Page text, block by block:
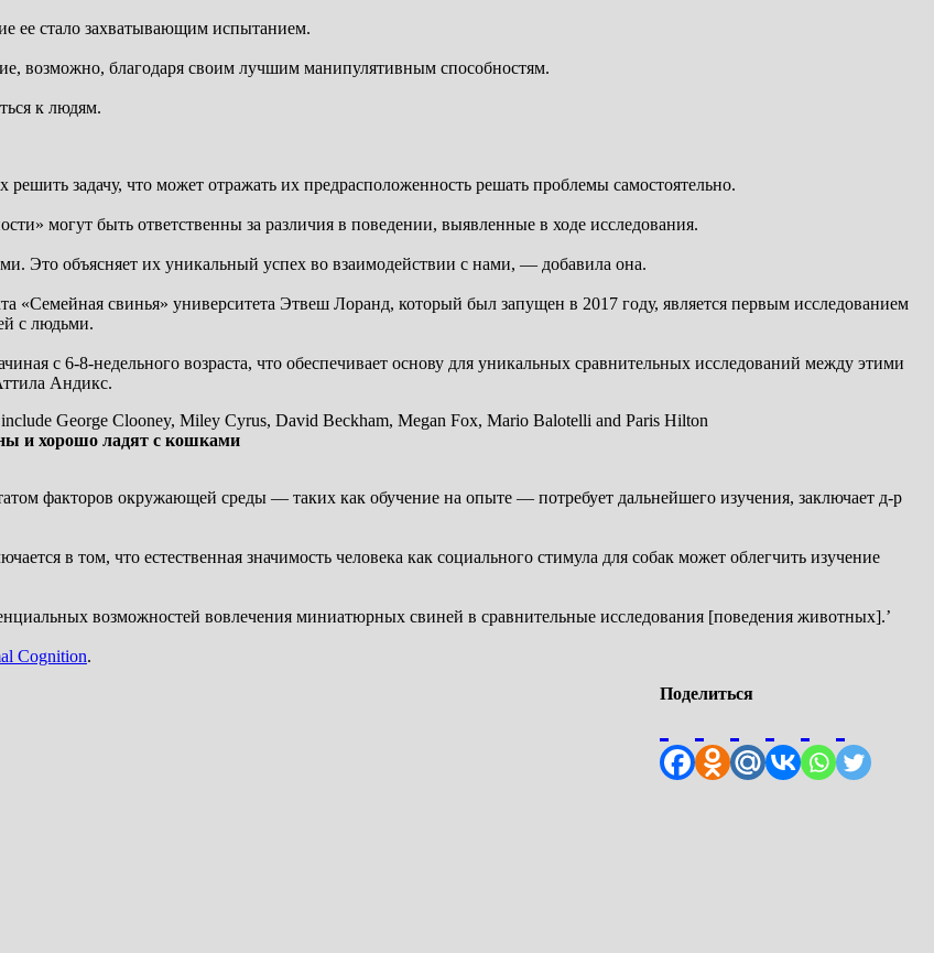
ее стало захватывающим испытанием.
возможно, благодаря своим лучшим манипулятивным способностям.
к людям.
задачу, что может отражать их предрасположенность решать проблемы самостоятельно.
могут быть ответственны за различия в поведении, выявленные в ходе исследования.
Это объясняет их уникальный успех во взаимодействии с нами, — добавила она.
«Семейная свинья» университета Этвеш Лоранд, который был запущен в 2017 году, является первым исследованием
с людьми.
с 6-8-недельного возраста, что обеспечивает основу для уникальных сравнительных исследований между этими
Андикс.
и хорошо ладят с кошками
факторов окружающей среды — таких как обучение на опыте — потребует дальнейшего изучения, заключает д-р
в том, что естественная значимость человека как социального стимула для собак может облегчить изучение
возможностей вовлечения миниатюрных свиней в сравнительные исследования [поведения животных].’
Cognition.
Поделиться